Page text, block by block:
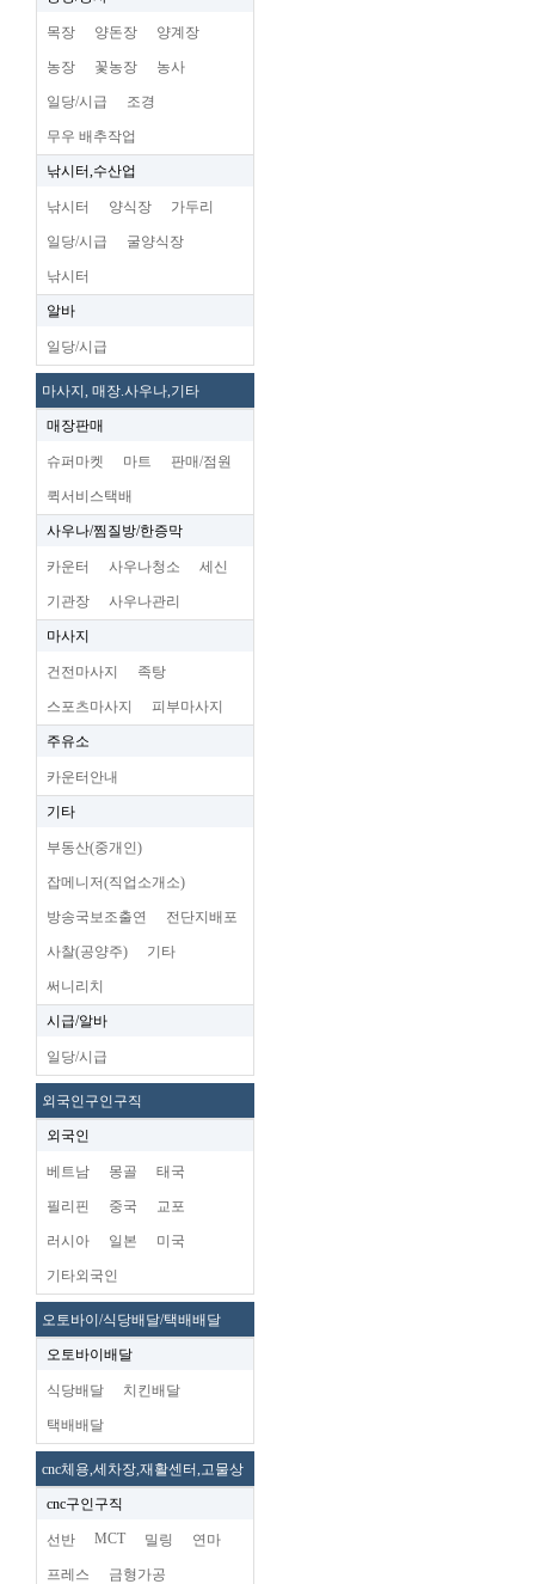
목장 양돈장 양계장
농장 꽃농장 농사
일당/시급 조경
무우 배추작업
낚시터,수산업
낚시터 양식장 가두리
일당/시급 굴양식장
낚시터
알바
일당/시급
마사지, 매장.사우나,기타
매장판매
슈퍼마켓 마트 판매/점원
퀵서비스택배
사우나/찜질방/한증막
카운터 사우나청소 세신
기관장 사우나관리
마사지
건전마사지 족탕
스포츠마사지 피부마사지
주유소
카운터안내
기타
부동산(중개인)
잡메니저(직업소개소)
방송국보조출연 전단지배포
사찰(공양주) 기타
써니리치
시급/알바
일당/시급
외국인구인구직
외국인
베트남 몽골 태국
필리핀 중국 교포
러시아 일본 미국
기타외국인
오토바이/식당배달/택배배달
오토바이배달
식당배달 치킨배달
택배배달
cnc체용,세차장,재활센터,고물상
cnc구인구직
선반 MCT 밀링 연마
프레스 금형가공